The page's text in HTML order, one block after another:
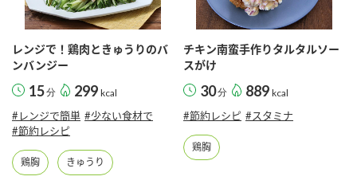
レンジで！鶏肉ときゅうりのバ
ンバンジー
15分 299 kcal
#レンジで簡単 #少ない食材で
#節約レシピ
鶏胸 きゅうり
チキン南蛮手作りタルタルソー
スがけ
30分 889 kcal
#節約レシピ #スタミナ
鶏胸